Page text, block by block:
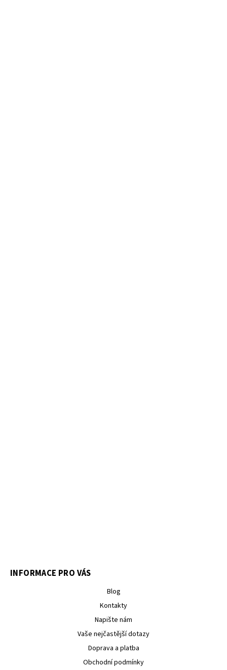
INFORMACE PRO VÁS
Blog
Kontakty
Napište nám
Vaše nejčastější dotazy
Doprava a platba
Obchodní podmínky